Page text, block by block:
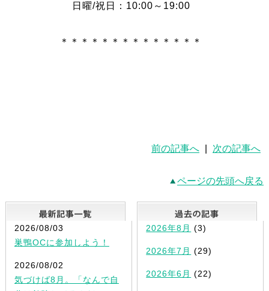
日曜/祝日：10:00～19:00
＊＊＊＊＊＊＊＊＊＊＊＊＊＊
前の記事へ 次の記事へ
ページの先頭へ戻る
最新記事一覧
2026/08/03
巣鴨OCに参加しよう！
2026/08/02
気づけば8月。「なんで自
2026年8月 (3)
2026年7月 (29)
2026年6月 (22)